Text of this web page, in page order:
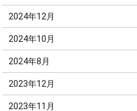
2024年12月
2024年10月
2024年8月
2023年12月
2023年11月